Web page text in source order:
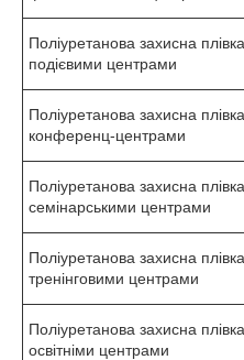
Поліуретанова захисна
подієвими центрами
Поліуретанова захисна
конференц-центрами
Поліуретанова захисна
семінарськими центрами
Поліуретанова захисна
тренінговими центрами
Поліуретанова захисна
освітніми центрами